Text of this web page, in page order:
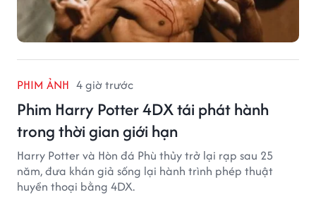
PHIM ẢNH 4 giờ trước
Phim Harry Potter 4DX tái phát hành
trong thời gian giới hạn
Harry Potter và Hòn đá Phù thủy trở lại rạp sau 25
năm, đưa khán giả sống lại hành trình phép thuật
huyền thoại bằng 4DX.